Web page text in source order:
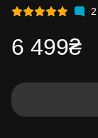
2
6 499₴